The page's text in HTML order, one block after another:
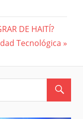
DE HAITÍ?
Tecnológica